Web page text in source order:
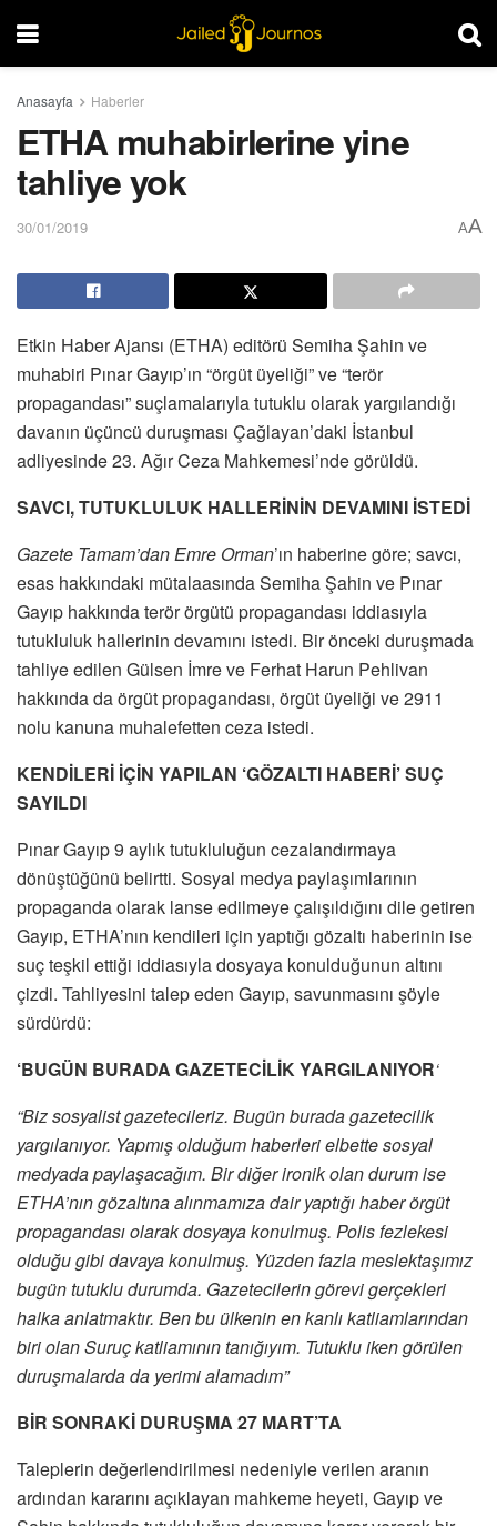
Anasayfa Haberler
ETHA muhabirlerine yine
tahliye yok
30/01/2019 AA
Etkin Haber Ajansı (ETHA) editörü Semiha Şahin ve
muhabiri Pınar Gayıp’ın “örgüt üyeliği” ve “terör
propagandası” suçlamalarıyla tutuklu olarak yargılandığı
davanın üçüncü duruşması Çağlayan’daki İstanbul
adliyesinde 23. Ağır Ceza Mahkemesi’nde görüldü.
SAVCI, TUTUKLULUK HALLERİNİN DEVAMINI İSTEDİ
Gazete Tamam’dan Emre Orman’ın haberine göre; savcı,
esas hakkındaki mütalaasında Semiha Şahin ve Pınar
Gayıp hakkında terör örgütü propagandası iddiasıyla
tutukluluk hallerinin devamını istedi. Bir önceki duruşmada
tahliye edilen Gülsen İmre ve Ferhat Harun Pehlivan
hakkında da örgüt propagandası, örgüt üyeliği ve 2911
nolu kanuna muhalefetten ceza istedi.
KENDİLERİ İÇİN YAPILAN ‘GÖZALTI HABERİ’ SUÇ
SAYILDI
Pınar Gayıp 9 aylık tutukluluğun cezalandırmaya
dönüştüğünü belirtti. Sosyal medya paylaşımlarının
propaganda olarak lanse edilmeye çalışıldığını dile getiren
Gayıp, ETHA’nın kendileri için yaptığı gözaltı haberinin ise
suç teşkil ettiği iddiasıyla dosyaya konulduğunun altını
çizdi. Tahliyesini talep eden Gayıp, savunmasını şöyle
sürdürdü:
‘BUGÜN BURADA GAZETECİLİK YARGILANIYOR‘
“Biz sosyalist gazetecileriz. Bugün burada gazetecilik
yargılanıyor. Yapmış olduğum haberleri elbette sosyal
medyada paylaşacağım. Bir diğer ironik olan durum ise
ETHA’nın gözaltına alınmamıza dair yaptığı haber örgüt
propagandası olarak dosyaya konulmuş. Polis fezlekesi
olduğu gibi davaya konulmuş. Yüzden fazla meslektaşımız
bugün tutuklu durumda. Gazetecilerin görevi gerçekleri
halka anlatmaktır. Ben bu ülkenin en kanlı katliamlarından
biri olan Suruç katliamının tanığıyım. Tutuklu iken görülen
duruşmalarda da yerimi alamadım”
BİR SONRAKİ DURUŞMA 27 MART’TA
Taleplerin değerlendirilmesi nedeniyle verilen aranın
ardından kararını açıklayan mahkeme heyeti, Gayıp ve